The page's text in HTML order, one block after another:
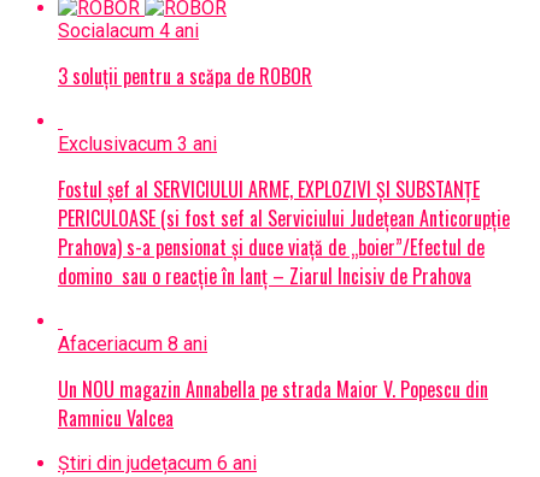
Social acum 4 ani
3 soluții pentru a scăpa de ROBOR
Exclusivacum 3 ani
Fostul șef al SERVICIULUI ARME, EXPLOZIVI ŞI SUBSTANŢE
PERICULOASE (si fost sef al Serviciului Judeţean Anticorupţie
Prahova) s-a pensionat și duce viață de „boier”/Efectul de
domino sau o reacție în lanț – Ziarul Incisiv de Prahova
Afaceriacum 8 ani
Un NOU magazin Annabella pe strada Maior V. Popescu din
Ramnicu Valcea
Știri din județacum 6 ani